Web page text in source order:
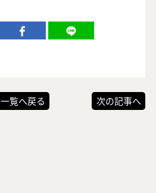
一覧へ戻る 次の記事へ